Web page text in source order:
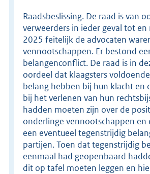
Raadsbeslissing. De raad is van
verweerders in ieder geval tot
2025 feitelijk de advocaten
vennootschappen. Er bestond
belangenconflict. De raad is in
oordeel dat klaagsters
belang hebben bij hun klacht en
bij het verlenen van hun
hadden moeten zijn over de
onderlinge vennootschappen en
een eventueel tegenstrijdig
partijen. Toen dat tegenstrijdig
eenmaal had geopenbaard
dit op tafel moeten leggen en